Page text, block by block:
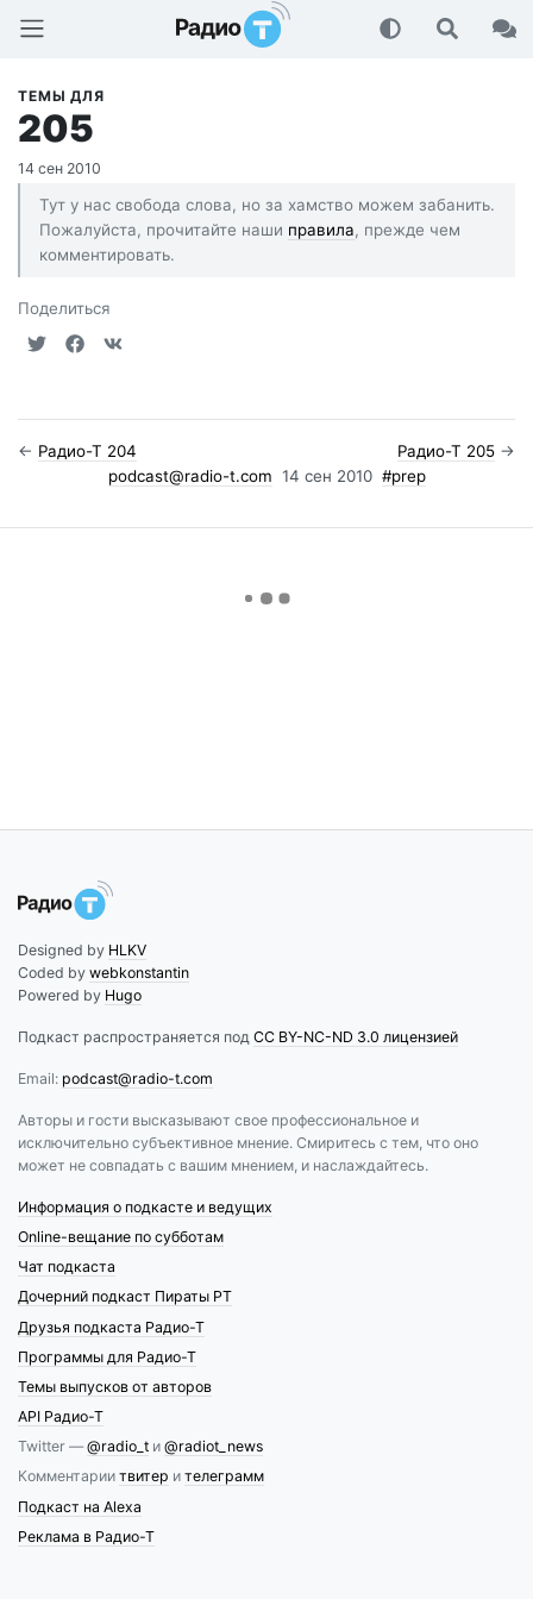
Радио-Т Подкаст
ТЕМЫ ДЛЯ
205
14 сен 2010
Тут у нас свобода слова, но за хамство можем забанить.
Пожалуйста, прочитайте наши правила, прежде чем
комментировать.
Поделиться
← Радио-Т 204 Радио-Т 205 →
podcast@radio-t.com 14 сен 2010 #prep
Designed by HLKV
Coded by webkonstantin
Powered by Hugo
Подкаст распространяется под CC BY-NC-ND 3.0 лицензией
Email: podcast@radio-t.com
Авторы и гости высказывают свое профессиональное и
исключительно субъективное мнение. Смиритесь с тем, что оно
может не совпадать с вашим мнением, и наслаждайтесь.
Информация о подкасте и ведущих
Online-вещание по субботам
Чат подкаста
Дочерний подкаст Пираты РТ
Друзья подкаста Радио-Т
Программы для Радио-Т
Темы выпусков от авторов
API Радио-Т
Twitter —@radio_t и @radiot_news
Комментарии твитер и телеграмм
Подкаст на Alexa
Реклама в Радио-Т